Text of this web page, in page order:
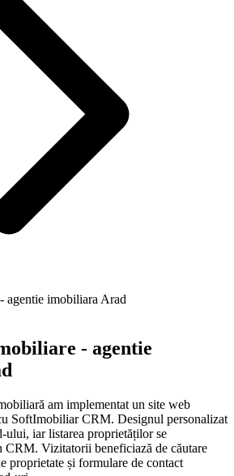
agentie imobiliara Arad
- agentie
am implementat un site web
SoftImobiliar CRM. Designul personalizat
ului, iar listarea proprietăților se
CRM. Vizitatorii beneficiază de căutare
proprietate și formulare de contact